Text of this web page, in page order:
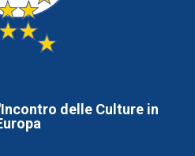
delle Culture in